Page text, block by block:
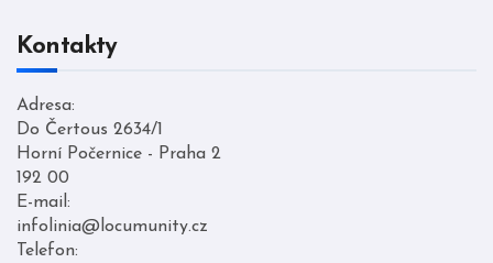
Kontakty
Adresa:
Do Čertous 2634/1
Horní Počernice - Praha 2
192 00
E-mail:
infolinia@locumunity.cz
Telefon: